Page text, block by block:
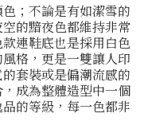
；不論是有如潔雪的
的黯夜色都維持非常
連鞋底也是採用白色
格，更是一雙讓人印
套裝或是偏潮流感的
成為整體造型中一個
的等級，每一色都非